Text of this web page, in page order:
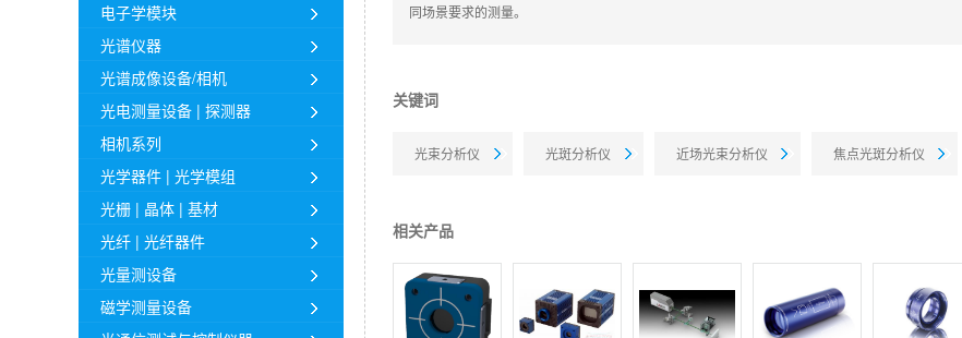
电子学模块
光谱仪器
光谱成像设备/相机
光电测量设备 | 探测器
相机系列
光学器件 | 光学模组
光栅 | 晶体 | 基材
光纤 | 光纤器件
光量测设备
磁学测量设备
同场景要求的测量。
关键词
光束分析仪 光斑分析仪 近场光束分析仪 焦点光斑分析仪
相关产品